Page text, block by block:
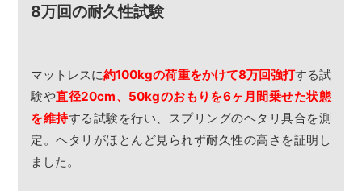
8万回の耐久性試験
マットレスに約100kgの荷重をかけて8万回強打する試
験や直径20cm、50kgのおもりを6ヶ月間乗せた状態
を維持する試験を行い、スプリングのヘタリ具合を測
定。ヘタリがほとんど見られず耐久性の高さを証明し
ました。